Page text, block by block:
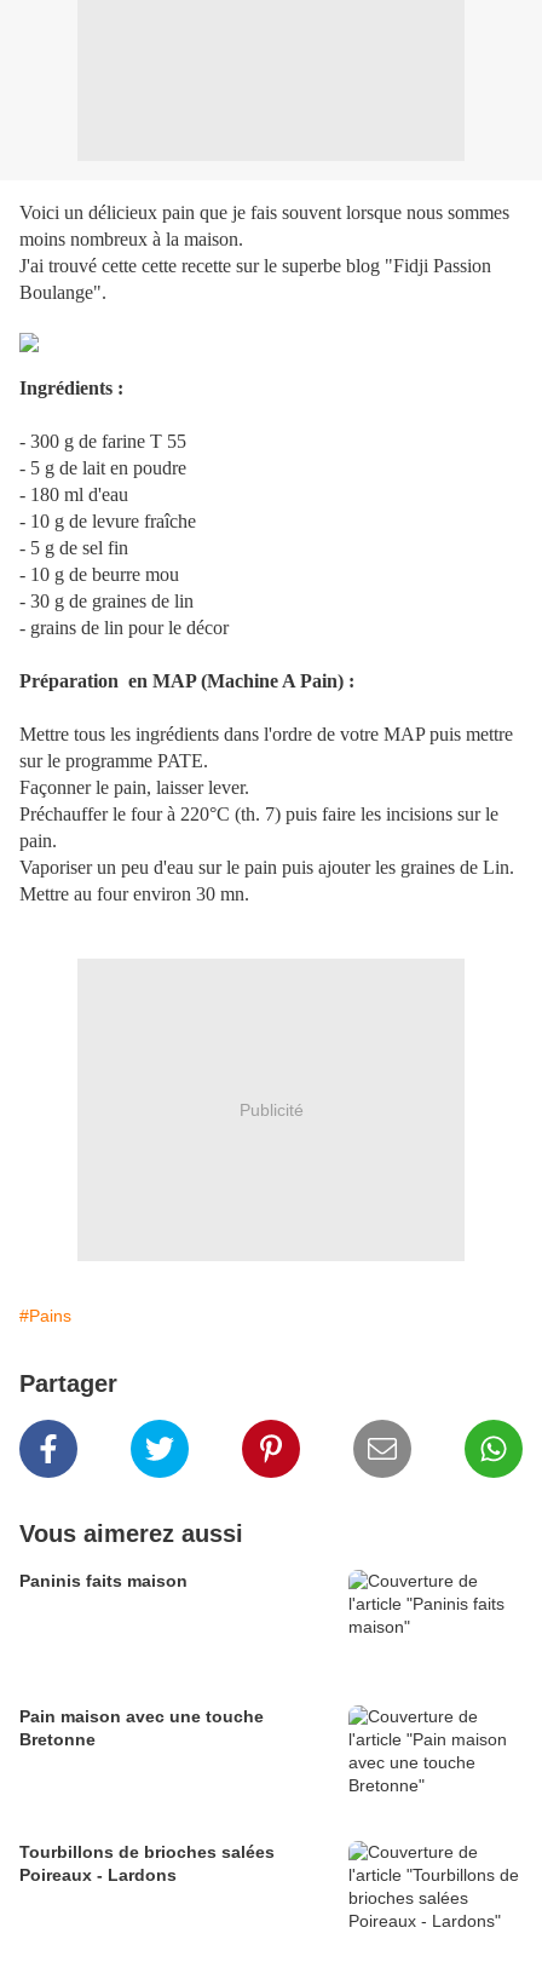
Voici un délicieux pain que je fais souvent lorsque nous sommes
moins nombreux à la maison.
J'ai trouvé cette cette recette sur le superbe blog "Fidji Passion
Boulange".
Ingrédients :
- 300 g de farine T 55
- 5 g de lait en poudre
- 180 ml d'eau
- 10 g de levure fraîche
- 5 g de sel fin
- 10 g de beurre mou
- 30 g de graines de lin
- grains de lin pour le décor
Préparation en MAP (Machine A Pain) :
Mettre tous les ingrédients dans l'ordre de votre MAP puis mettre
sur le programme PATE.
Façonner le pain, laisser lever.
Préchauffer le four à 220°C (th. 7) puis faire les incisions sur le
pain.
Vaporiser un peu d'eau sur le pain puis ajouter les graines de Lin.
Mettre au four environ 30 mn.
Publicité
#Pains
Partager
Vous aimerez aussi
Paninis faits maison
Pain maison avec une touche
Bretonne
Tourbillons de brioches salées
Poireaux - Lardons